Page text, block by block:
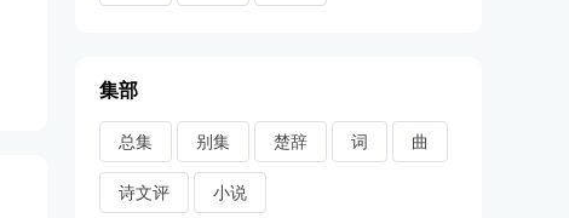
集部
总集 别集 楚辞 词 曲
诗文评 小说